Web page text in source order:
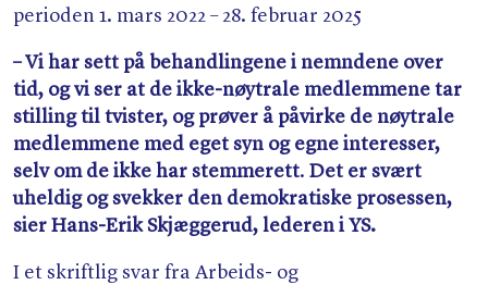
perioden 1. mars 2022 – 28. februar 2025
– Vi har sett på behandlingene i nemndene over
tid, og vi ser at de ikke-nøytrale medlemmene tar
stilling til tvister, og prøver å påvirke de nøytrale
medlemmene med eget syn og egne interesser,
selv om de ikke har stemmerett. Det er svært
uheldig og svekker den demokratiske prosessen,
sier Hans-Erik Skjæggerud, lederen i YS.
I et skriftlig svar fra Arbeids- og